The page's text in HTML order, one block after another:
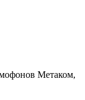
Метаком,